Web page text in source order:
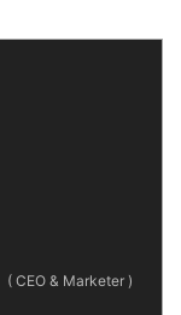
( CEO & Marketer )